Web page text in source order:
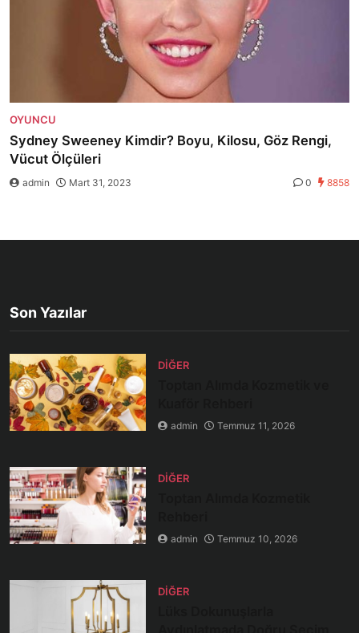
OYUNCU
Sydney Sweeney Kimdir? Boyu, Kilosu, Göz Rengi,
Vücut Ölçüleri
admin Mart 31, 2023 0 8858
Son Yazılar
DIĞER
admin Temmuz 11, 2026
DIĞER
admin Temmuz 10, 2026
DIĞER